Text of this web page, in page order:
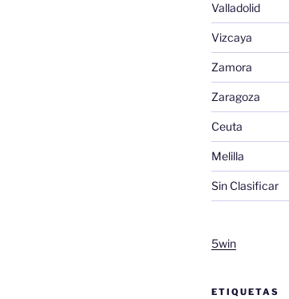
Valladolid
Vizcaya
Zamora
Zaragoza
Ceuta
Melilla
Sin Clasificar
5win
ETIQUETAS